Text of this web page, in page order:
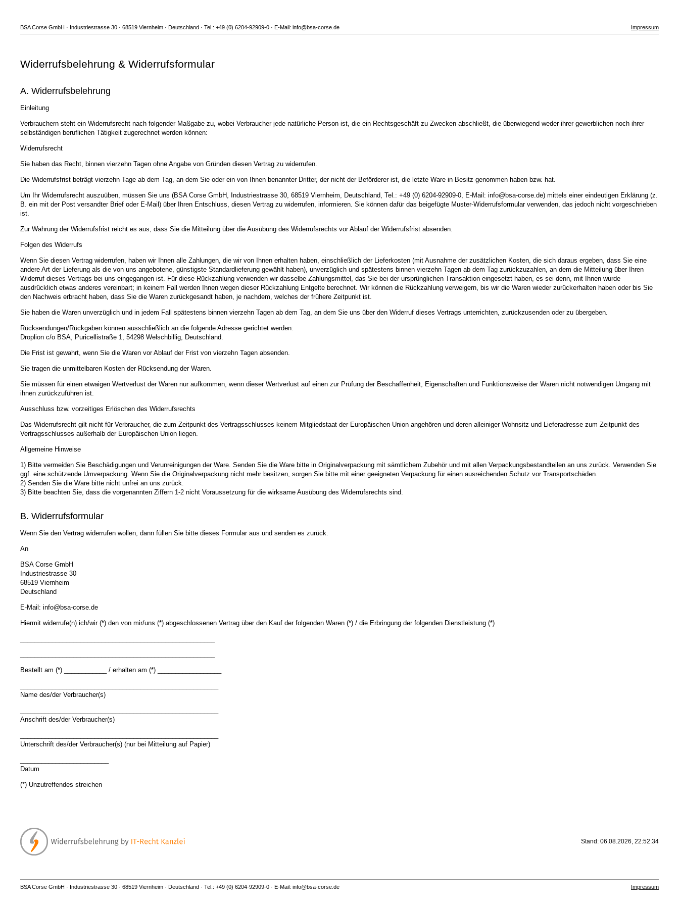
BSA Corse GmbH · Industriestrasse 30 · 68519 Viernheim · Deutschland · Tel.: +49 (0) 6204-92909-0 · E-Mail: info@bsa-corse.de Impressum
Widerrufsbelehrung & Widerrufsformular
A. Widerrufsbelehrung
Einleitung
Verbrauchern steht ein Widerrufsrecht nach folgender Maßgabe zu, wobei Verbraucher jede natürliche Person ist, die ein Rechtsgeschäft zu Zwecken abschließt, die überwiegend weder ihrer gewerblichen noch ihrer
selbständigen beruflichen Tätigkeit zugerechnet werden können:
Widerrufsrecht
Sie haben das Recht, binnen vierzehn Tagen ohne Angabe von Gründen diesen Vertrag zu widerrufen.
Die Widerrufsfrist beträgt vierzehn Tage ab dem Tag, an dem Sie oder ein von Ihnen benannter Dritter, der nicht der Beförderer ist, die letzte Ware in Besitz genommen haben bzw. hat.
Um Ihr Widerrufsrecht auszuüben, müssen Sie uns (BSA Corse GmbH, Industriestrasse 30, 68519 Viernheim, Deutschland, Tel.: +49 (0) 6204-92909-0, E-Mail: info@bsa-corse.de) mittels einer eindeutigen Erklärung (z.
B. ein mit der Post versandter Brief oder E-Mail) über Ihren Entschluss, diesen Vertrag zu widerrufen, informieren. Sie können dafür das beigefügte Muster-Widerrufsformular verwenden, das jedoch nicht vorgeschrieben
ist.
Zur Wahrung der Widerrufsfrist reicht es aus, dass Sie die Mitteilung über die Ausübung des Widerrufsrechts vor Ablauf der Widerrufsfrist absenden.
Folgen des Widerrufs
Wenn Sie diesen Vertrag widerrufen, haben wir Ihnen alle Zahlungen, die wir von Ihnen erhalten haben, einschließlich der Lieferkosten (mit Ausnahme der zusätzlichen Kosten, die sich daraus ergeben, dass Sie eine
andere Art der Lieferung als die von uns angebotene, günstigste Standardlieferung gewählt haben), unverzüglich und spätestens binnen vierzehn Tagen ab dem Tag zurückzuzahlen, an dem die Mitteilung über Ihren
Widerruf dieses Vertrags bei uns eingegangen ist. Für diese Rückzahlung verwenden wir dasselbe Zahlungsmittel, das Sie bei der ursprünglichen Transaktion eingesetzt haben, es sei denn, mit Ihnen wurde
ausdrücklich etwas anderes vereinbart; in keinem Fall werden Ihnen wegen dieser Rückzahlung Entgelte berechnet. Wir können die Rückzahlung verweigern, bis wir die Waren wieder zurückerhalten haben oder bis Sie
den Nachweis erbracht haben, dass Sie die Waren zurückgesandt haben, je nachdem, welches der frühere Zeitpunkt ist.
Sie haben die Waren unverzüglich und in jedem Fall spätestens binnen vierzehn Tagen ab dem Tag, an dem Sie uns über den Widerruf dieses Vertrags unterrichten, zurückzusenden oder zu übergeben.
Rücksendungen/Rückgaben können ausschließlich an die folgende Adresse gerichtet werden:
Droplion c/o BSA, Puricellistraße 1, 54298 Welschbillig, Deutschland.
Die Frist ist gewahrt, wenn Sie die Waren vor Ablauf der Frist von vierzehn Tagen absenden.
Sie tragen die unmittelbaren Kosten der Rücksendung der Waren.
Sie müssen für einen etwaigen Wertverlust der Waren nur aufkommen, wenn dieser Wertverlust auf einen zur Prüfung der Beschaffenheit, Eigenschaften und Funktionsweise der Waren nicht notwendigen Umgang mit
ihnen zurückzuführen ist.
Ausschluss bzw. vorzeitiges Erlöschen des Widerrufsrechts
Das Widerrufsrecht gilt nicht für Verbraucher, die zum Zeitpunkt des Vertragsschlusses keinem Mitgliedstaat der Europäischen Union angehören und deren alleiniger Wohnsitz und Lieferadresse zum Zeitpunkt des
Vertragsschlusses außerhalb der Europäischen Union liegen.
Allgemeine Hinweise
1) Bitte vermeiden Sie Beschädigungen und Verunreinigungen der Ware. Senden Sie die Ware bitte in Originalverpackung mit sämtlichem Zubehör und mit allen Verpackungsbestandteilen an uns zurück. Verwenden Sie
ggf. eine schützende Umverpackung. Wenn Sie die Originalverpackung nicht mehr besitzen, sorgen Sie bitte mit einer geeigneten Verpackung für einen ausreichenden Schutz vor Transportschäden.
2) Senden Sie die Ware bitte nicht unfrei an uns zurück.
3) Bitte beachten Sie, dass die vorgenannten Ziffern 1-2 nicht Voraussetzung für die wirksame Ausübung des Widerrufsrechts sind.
B. Widerrufsformular
Wenn Sie den Vertrag widerrufen wollen, dann füllen Sie bitte dieses Formular aus und senden es zurück.
An
BSA Corse GmbH
Industriestrasse 30
68519 Viernheim
Deutschland
E-Mail: info@bsa-corse.de
Hiermit widerrufe(n) ich/wir (*) den von mir/uns (*) abgeschlossenen Vertrag über den Kauf der folgenden Waren (*) / die Erbringung der folgenden Dienstleistung (*)
Bestellt am (*) ____________ / erhalten am (*) __________________
Name des/der Verbraucher(s)
Anschrift des/der Verbraucher(s)
Unterschrift des/der Verbraucher(s) (nur bei Mitteilung auf Papier)
Datum
(*) Unzutreffendes streichen
Stand: 06.08.2026, 22:52:34
BSA Corse GmbH · Industriestrasse 30 · 68519 Viernheim · Deutschland · Tel.: +49 (0) 6204-92909-0 · E-Mail: info@bsa-corse.de Impressum